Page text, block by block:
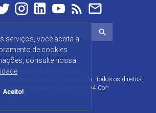
serviços, você aceita a
de cookies.
consulte nossa
Aceito!
www.jornaldocomercio.com
Jornalística J.C. Jarros Ltda. Todos os direitos
Desenvolvido em parceria com
i94.Co™.